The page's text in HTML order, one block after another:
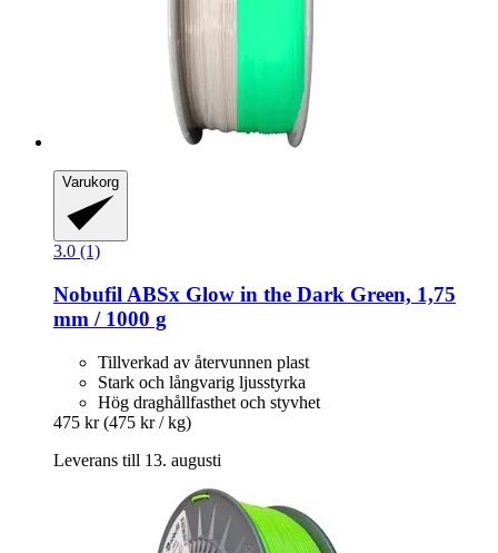
Varukorg
3.0 (1)
Nobufil ABSx Glow in the Dark Green, 1,75
mm / 1000 g
Tillverkad av återvunnen plast
Stark och långvarig ljusstyrka
Hög draghållfasthet och styvhet
475 kr (475 kr / kg)
Leverans till 13. augusti